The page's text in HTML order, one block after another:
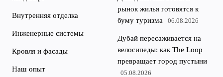
Внутренняя отделка
Инженерные системы
Кровля и фасады
Наш опыт
рынок жилья готовятся к
буму туризма
06.08.2026
Дубай пересаживается на
велосипеды: как The Loop
превращает город пустыни
05.08.2026